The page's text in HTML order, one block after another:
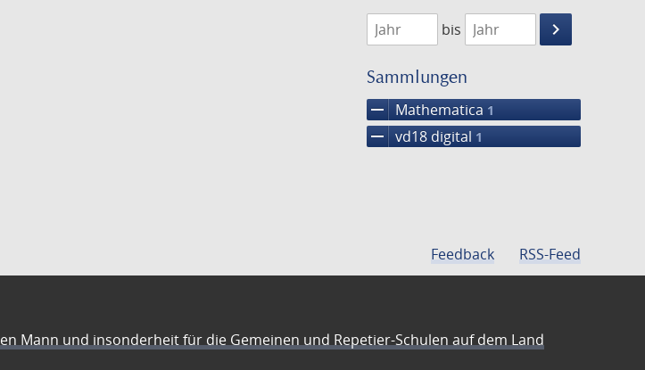
1752
1753
bis
keyboard_arrow_right
Suche
Sammlungen
remove Mathematica 1
remove vd18 digital 1
Feedback RSS-Feed
Mann und insonderheit für die Gemeinen und Repetier-Schulen auf dem Land